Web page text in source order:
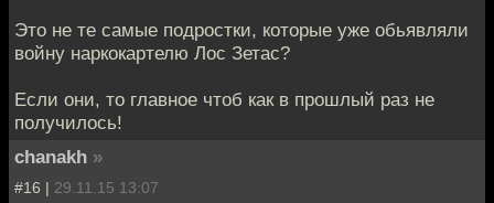
Это не те самые подростки, которые уже обьявляли
войну наркокартелю Лос Зетас?
Если они, то главное чтоб как в прошлый раз не
получилось!
chanakh »
#16 | 29.11.15 13:07